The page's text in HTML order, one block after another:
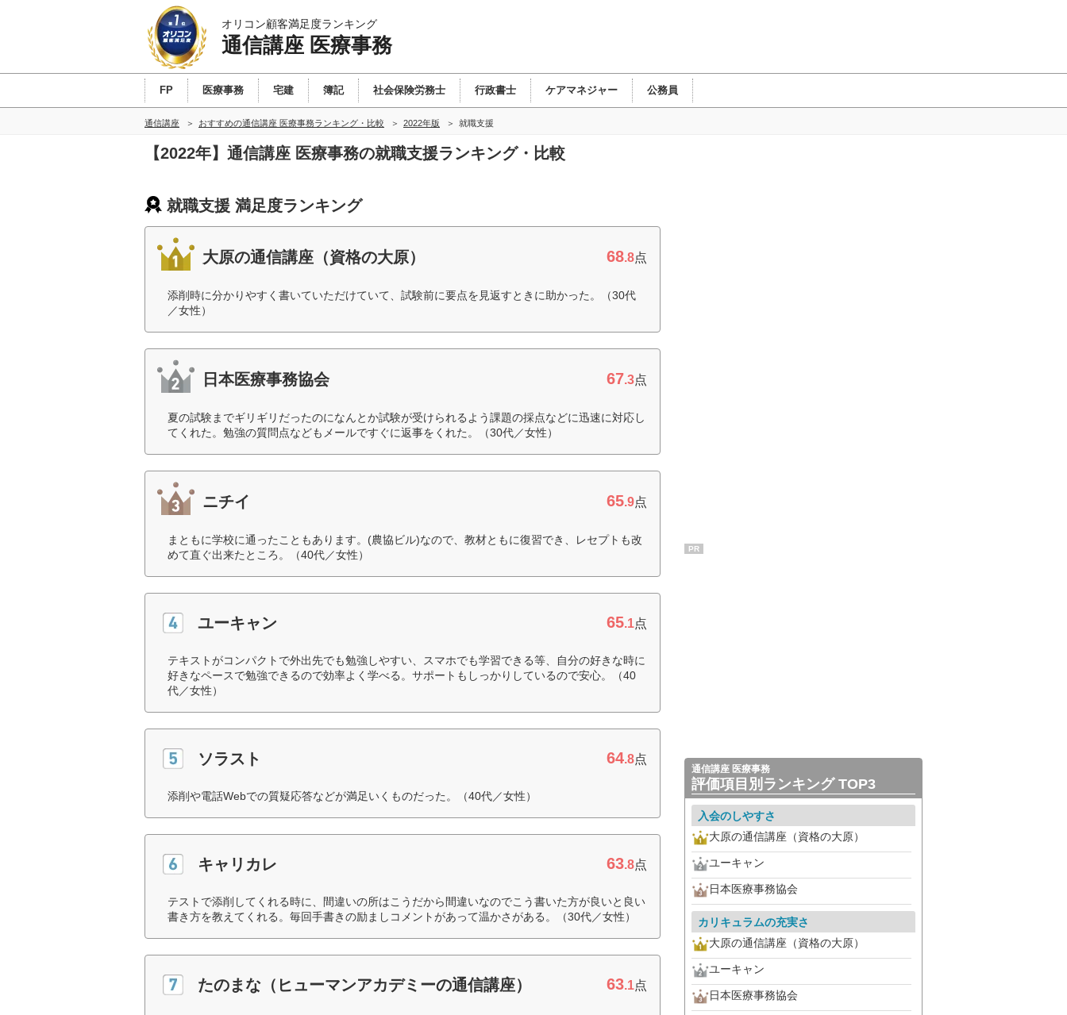
オリコン顧客満足度ランキング
通信講座 医療事務
FP 医療事務 宅建 簿記 社会保険労務士 行政書士 ケアマネジャー 公務員
通信講座 おすすめの通信講座 医療事務ランキング・比較 2022年版 就職支援
【2022年】通信講座 医療事務の就職支援ランキング・比較
就職支援 満足度ランキング
大原の通信講座（資格の大原） 68.8点
添削時に分かりやすく書いていただけていて、試験前に要点を見返すときに助かった。（30代
／女性）
日本医療事務協会 67.3点
夏の試験までギリギリだったのになんとか試験が受けられるよう課題の採点などに迅速に対応し
てくれた。勉強の質問点などもメールですぐに返事をくれた。（30代／女性）
ニチイ 65.9点
まともに学校に通ったこともあります。(農協ビル)なので、教材ともに復習でき、レセプトも改
めて直ぐ出来たところ。（40代／女性）
ユーキャン 65.1点
テキストがコンパクトで外出先でも勉強しやすい、スマホでも学習できる等、自分の好きな時に
好きなペースで勉強できるので効率よく学べる。サポートもしっかりしているので安心。（40
代／女性）
ソラスト 64.8点
添削や電話Webでの質疑応答などが満足いくものだった。（40代／女性）
キャリカレ 63.8点
テストで添削してくれる時に、間違いの所はこうだから間違いなのでこう書いた方が良いと良い
書き方を教えてくれる。毎回手書きの励ましコメントがあって温かさがある。（30代／女性）
たのまな（ヒューマンアカデミーの通信講座） 63.1点
PR
通信講座 医療事務
評価項目別ランキング TOP3
入会のしやすさ
大原の通信講座（資格の大原）
ユーキャン
日本医療事務協会
カリキュラムの充実さ
大原の通信講座（資格の大原）
ユーキャン
日本医療事務協会